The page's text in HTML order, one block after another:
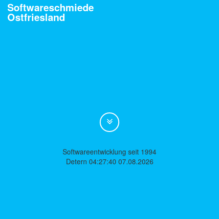
Softwareschmiede
Ostfriesland
Softwareentwicklung seit 1994
Detern 04:27:40 07.08.2026